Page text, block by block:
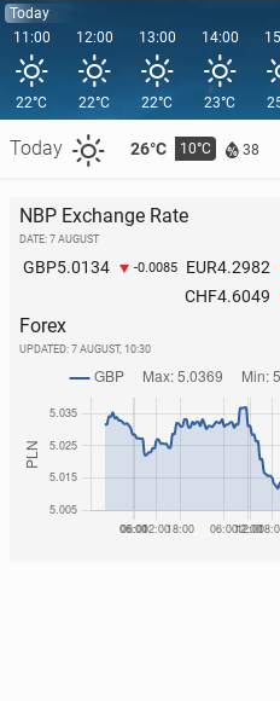
Today
11:00
22°C
Today 26°C 10°C 38
12:00
22°C
13:00
22°C
14:00
23°C
NBP Exchange Rate
DATE: 7 AUGUST
GBP5.0134 -0.0085 EUR4.2982
CHF4.6049
Forex
UPDATED: 7 AUGUST, 10:30